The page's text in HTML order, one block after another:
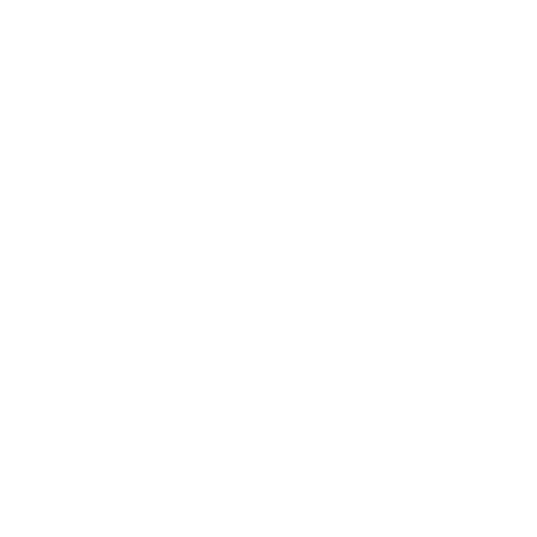
Kreisausbilderinnen Tina Schönherr von der Freiwillige
der Jugendfeuerwehr, Allgemeine Jugendarbeit,